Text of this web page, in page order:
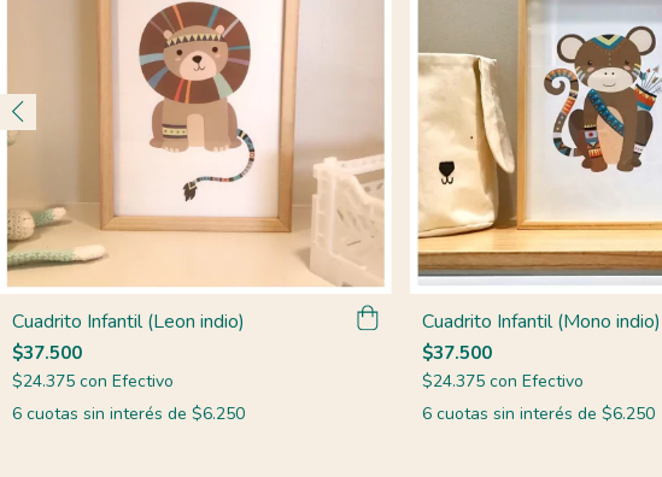
Cuadrito Infantil (Leon indio)
$37.500
$24.375 con Efectivo
6 cuotas sin interés de $6.250
Cuadrito Infantil (Mono indio)
$37.500
$24.375 con Efectivo
6 cuotas sin interés de $6.250